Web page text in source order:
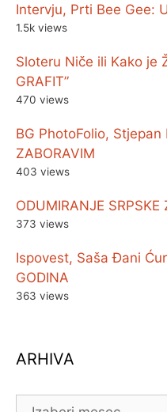
Intervju, Prti Bee Gee:
1.5k views
Sloteru Niče ili Kako je
GRAFIT”
470 views
BG PhotoFolio, Stjepan
ZABORAVIM
403 views
ODUMIRANJE
373 views
Ispovest, Saša Đani
GODINA
363 views
ARHIVA
ARHIVA